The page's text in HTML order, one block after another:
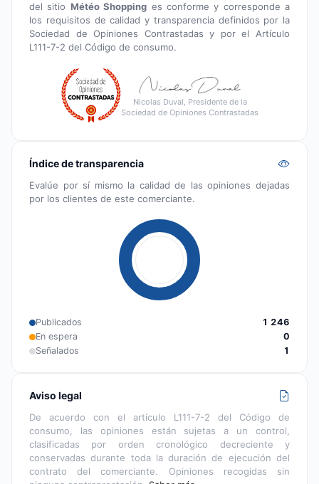
del sitio Météo Shopping es conforme y corresponde a
los requisitos de calidad y transparencia definidos por la
Sociedad de Opiniones Contrastadas y por el Artículo
L111-7-2 del Código de consumo.
Nicolas Duval, Presidente de la
Sociedad de Opiniones Contrastadas
Índice de transparencia
Evalúe por sí mismo la calidad de las opiniones dejadas
por los clientes de este comerciante.
Publicados
1 246
En espera
0
Señalados
1
Aviso legal
De acuerdo con el artículo L111-7-2 del Código de
consumo, las opiniones están sujetas a un control,
clasificadas por orden cronológico decreciente y
conservadas durante toda la duración de ejecución del
contrato del comerciante. Opiniones recogidas sin